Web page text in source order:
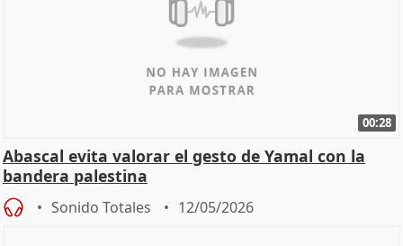
00:28
Abascal evita valorar el gesto de Yamal con la
bandera palestina
Sonido Totales 12/05/2026